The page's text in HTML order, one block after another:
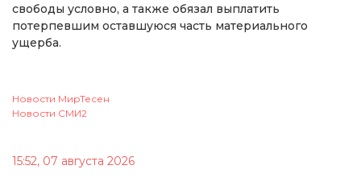
свободы условно, а также обязал выплатить
потерпевшим оставшуюся часть материального
ущерба.
Новости МирТесен
Новости СМИ2
15:52, 07 августа 2026